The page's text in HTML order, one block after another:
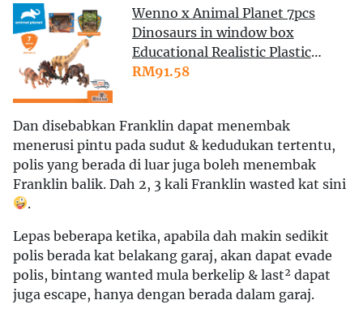
Wenno x Animal Planet 7pcs
Dinosaurs in window box
Educational Realistic Plastic
Animal Toy Playset AR Game
Lelaki Haiwan Mainan Kanak
Kanak
RM91.58
Dan disebabkan Franklin dapat menembak
menerusi pintu pada sudut & kedudukan tertentu,
polis yang berada di luar juga boleh menembak
Franklin balik. Dah 2, 3 kali Franklin wasted kat sini
.
Lepas beberapa ketika, apabila dah makin sedikit
polis berada kat belakang garaj, akan dapat evade
polis, bintang wanted mula berkelip & last² dapat
juga escape, hanya dengan berada dalam garaj.